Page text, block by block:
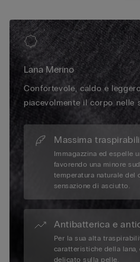
Lana Merino
Confortevole, caldo e
piacevolmente il corpo nelle
Massima
Immagazzina ed espelle
favorendo una minore
temperatura naturale del
sensazione di asciutto.
Antibatterica e
Per la sua alta
caratteristiche della
delicato sulla pelle.